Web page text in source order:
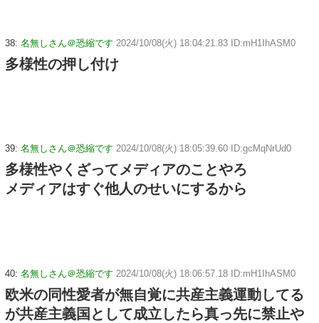
38: 名無しさん＠恐縮です 2024/10/08(火) 18:04:21.83 ID:mH1IhASM0
多様性の押し付け
39: 名無しさん＠恐縮です 2024/10/08(火) 18:05:39.60 ID:gcMqNrUd0
多様性やくざってメディアのことやろ
メディアはすぐ他人のせいにするから
40: 名無しさん＠恐縮です 2024/10/08(火) 18:06:57.18 ID:mH1IhASM0
欧米の同性愛者が無自覚に共産主義運動してる
が共産主義国として成立したら真っ先に禁止や